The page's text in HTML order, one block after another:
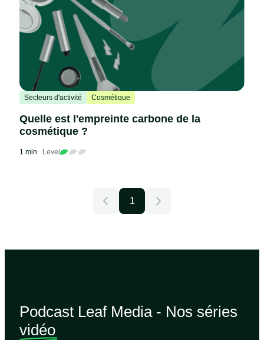
Secteurs d'activité Cosmétique
Quelle est l'empreinte carbone de la
cosmétique ?
1 min Level
1
Podcast Leaf Media - Nos séries
vidéo